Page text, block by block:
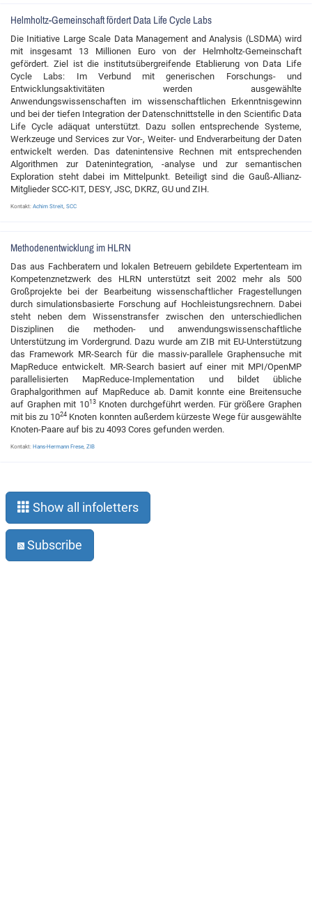
Helmholtz-Gemeinschaft fördert Data Life Cycle Labs
Die Initiative Large Scale Data Management and Analysis (LSDMA) wird
mit insgesamt 13 Millionen Euro von der Helmholtz-Gemeinschaft
gefördert. Ziel ist die institutsübergreifende Etablierung von Data Life
Cycle Labs: Im Verbund mit generischen Forschungs- und
Entwicklungsaktivitäten werden ausgewählte
Anwendungswissenschaften im wissenschaftlichen Erkenntnisgewinn
und bei der tiefen Integration der Datenschnittstelle in den Scientific Data
Life Cycle adäquat unterstützt. Dazu sollen entsprechende Systeme,
Werkzeuge und Services zur Vor-, Weiter- und Endverarbeitung der Daten
entwickelt werden. Das datenintensive Rechnen mit entsprechenden
Algorithmen zur Datenintegration, -analyse und zur semantischen
Exploration steht dabei im Mittelpunkt. Beteiligt sind die Gauß-Allianz-
Mitglieder SCC-KIT, DESY, JSC, DKRZ, GU und ZIH.
Kontakt: Achim Streit SCC
Methodenentwicklung im HLRN
Das aus Fachberatern und lokalen Betreuern gebildete Expertenteam im
Kompetenznetzwerk des HLRN unterstützt seit 2002 mehr als 500
Großprojekte bei der Bearbeitung wissenschaftlicher Fragestellungen
durch simulationsbasierte Forschung auf Hochleistungsrechnern. Dabei
steht neben dem Wissenstransfer zwischen den unterschiedlichen
Disziplinen die methoden- und anwendungswissenschaftliche
Unterstützung im Vordergrund. Dazu wurde am ZIB mit EU-Unterstützung
das Framework MR-Search für die massiv-parallele Graphensuche mit
MapReduce entwickelt. MR-Search basiert auf einer mit MPI/OpenMP
parallelisierten MapReduce-Implementation und bildet übliche
Graphalgorithmen auf MapReduce ab. Damit konnte eine Breitensuche
auf Graphen mit 1013Knoten durchgeführt werden. Für größere Graphen
mit bis zu 1024 Knoten konnten außerdem kürzeste Wege für ausgewählte
Knoten-Paare auf bis zu 4093 Cores gefunden werden.
Kontakt: Hans-Hermann Frese ZIB
Show all infoletters
Subscribe